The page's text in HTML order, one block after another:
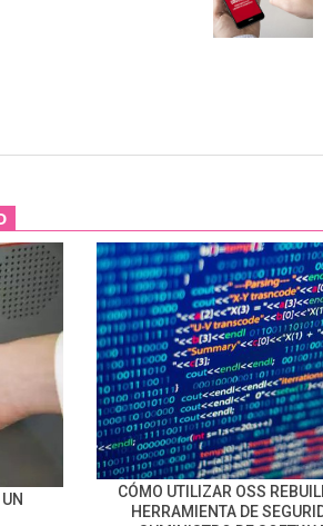
CÓMO UTILIZAR OSS
HERRAMIENTA DE